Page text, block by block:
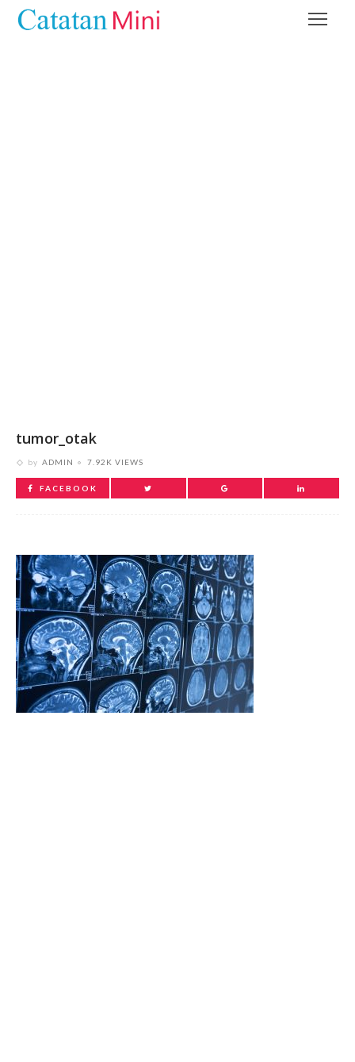
tumor_otak
by ADMIN 7.92K VIEWS
FACEBOOK